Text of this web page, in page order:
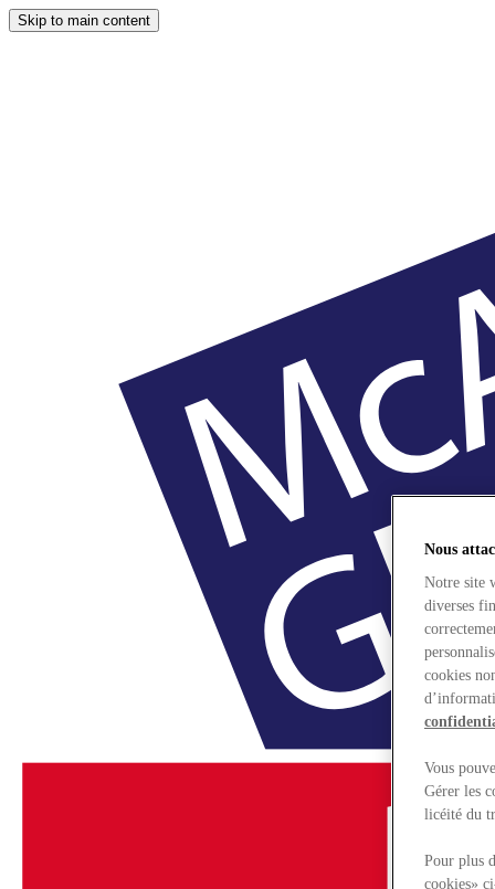
Skip to main content
Nous
Notre site
diverses
cookies
Vous
Gérer les
licéité du
Pour plus
cookies»